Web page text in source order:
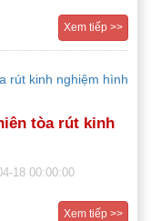
Xem tiếp >>
tòa rút kinh
18 00:00:00
Xem tiếp >>